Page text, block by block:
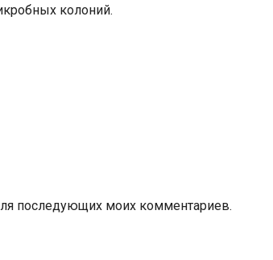
колоний.
последующих моих комментариев.